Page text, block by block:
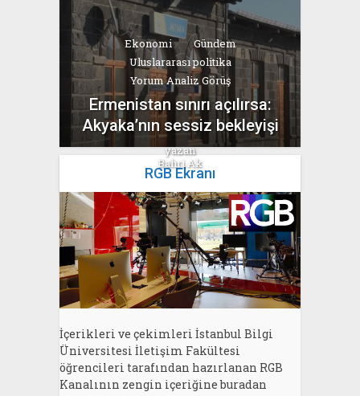
Ekonomi
Gündem
Uluslararası politika
Yorum Analiz Görüş
Ermenistan sınırı açılırsa:
Akyaka’nın sessiz bekleyişi
yazan
Bahri Ak
RGB Ekranı
İçerikleri ve çekimleri İstanbul Bilgi
Üniversitesi İletişim Fakültesi
öğrencileri tarafından hazırlanan RGB
Kanalının zengin içeriğine buradan